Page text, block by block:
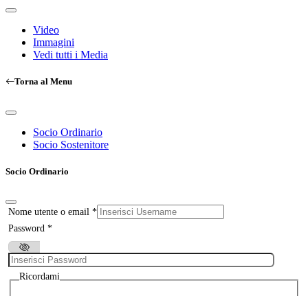
Video
Immagini
Vedi tutti i Media
Torna al Menu
Socio Ordinario
Socio Sostenitore
Socio Ordinario
Nome utente o email *
Password *
Ricordami